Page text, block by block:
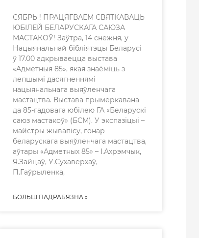
СЯБРЫ! ПРАЦЯГВАЕМ СВЯТКАВАЦЬ
ЮБІЛЕЙ БЕЛАРУСКАГА САЮЗА
МАСТАКОЎ! Заўтра, 14 снежня, у
Нацыянальнай бібліятэцы Беларусі
ў 17.00 адкрываецца выстава
«Адметныя 85», якая знаёміць з
лепшымі дасягненнямі
нацыянальнага выяўленчага
мастацтва. Выстава прымеркавана
да 85-гадовага юбілею ГА «Беларускі
саюз мастакоў» (БСМ). У экспазіцыі –
майстры жывапісу, гонар
беларускага выяўленчага мастацтва,
аўтары «Адметных 85» – І.Ахрэмчык,
Я.Зайцаў, У.Сухаверхаў,
П.Гаўрыленка,
БОЛЬШ ПАДРАБЯЗНА »